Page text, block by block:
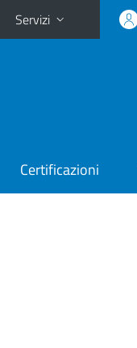
Servizi
Certificazioni